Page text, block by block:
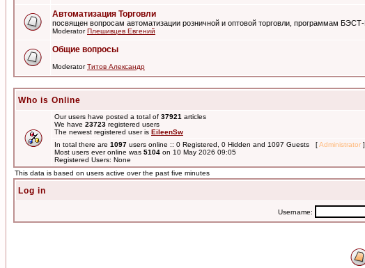
Автоматизация Торговли
посвящен вопросам автоматизации розничной и оптовой торговли, программам
ModeratorПлешивцев Евгений
Общие вопросы
ModeratorТитов Александр
Who is Online
Our users have posted a total of 37921 articles
We have 23723 registered users
The newest registered user is EileenSw
In total there are 1097 users online :: 0 Registered, 0 Hidden and 1097 Guests [Administrator
Most users ever online was 5104 on 10 May 2026 09:05
Registered Users: None
This data is based on users active over the past five minutes
Log in
Username: